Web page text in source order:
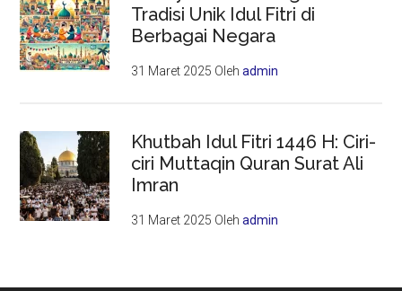
Tradisi Unik Idul Fitri di
Berbagai Negara
31 Maret 2025 Olehadmin
Khutbah Idul Fitri 1446 H: Ciri-
ciri Muttaqin Quran Surat Ali
Imran
31 Maret 2025 Olehadmin